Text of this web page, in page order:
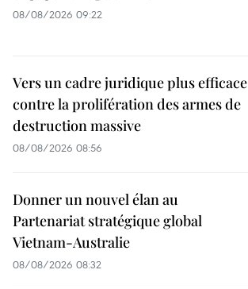
08/08/2026 09:22
Vers un cadre juridique plus efficace
contre la prolifération des armes de
destruction massive
08/08/2026 08:56
Donner un nouvel élan au
Partenariat stratégique global
Vietnam-Australie
08/08/2026 08:32